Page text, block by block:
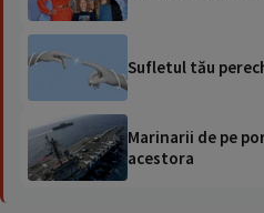
Sufletul tău
Marinarii de pe
acestora